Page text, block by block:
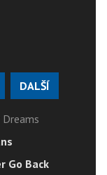
DALŠÍ
Go Back